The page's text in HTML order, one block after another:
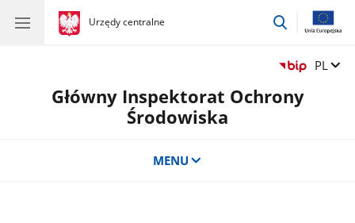
gov.pl
Urzędy centralne
gov.pl
Urzędy
przejdź
Zmień
PL
Główny Inspektorat Ochrony
Środowiska
MENU